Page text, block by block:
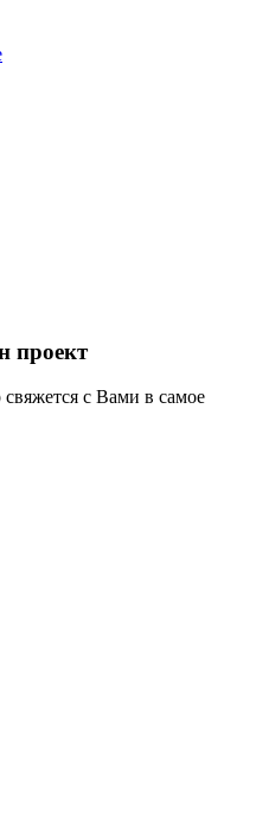
проект
с Вами в самое